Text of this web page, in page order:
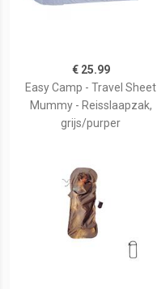
€ 25.99
Easy Camp - Travel Sheet
Mummy - Reisslaapzak,
grijs/purper